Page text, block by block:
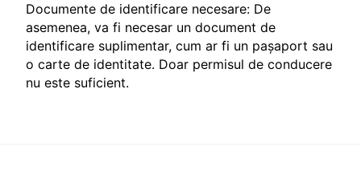
Documente de identificare necesare: De
asemenea, va fi necesar un document de
identificare suplimentar, cum ar fi un pașaport sau
o carte de identitate. Doar permisul de conducere
nu este suficient.